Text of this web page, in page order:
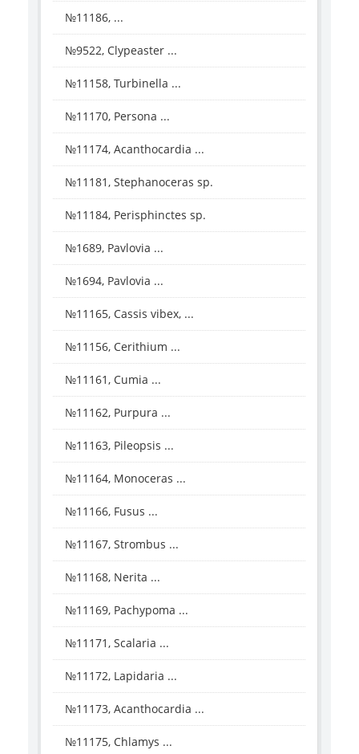
№11186, ...
№9522, Clypeaster ...
№11158, Turbinella ...
№11170, Persona ...
№11174, Acanthocardia ...
№11181, Stephanoceras sp.
№11184, Perisphinctes sp.
№1689, Pavlovia ...
№1694, Pavlovia ...
№11165, Cassis vibex, ...
№11156, Cerithium ...
№11161, Cumia ...
№11162, Purpura ...
№11163, Pileopsis ...
№11164, Monoceras ...
№11166, Fusus ...
№11167, Strombus ...
№11168, Nerita ...
№11169, Pachypoma ...
№11171, Scalaria ...
№11172, Lapidaria ...
№11173, Acanthocardia ...
№11175, Chlamys ...